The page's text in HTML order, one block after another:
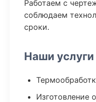
Работаем с
соблюдаем
сроки.
Наши услуги
Изготовление